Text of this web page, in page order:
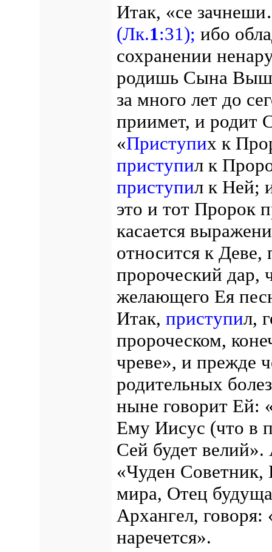
Итак, «се
(Лк.1:31); ибо
сохранении
родишь Сына
за много лет до
приимет, и родит
«Приступих к
приступил к
приступил к Ней;
это и тот Пророк
касается
относится к
пророческий дар,
желающего Ея
Итак, приступил,
пророческом,
чреве», и прежде
родительных
ныне говорит Ей:
Ему Иисус (что в
Сей будет велий».
«Чуден Советник,
мира, Отец
Архангел,
наречется».